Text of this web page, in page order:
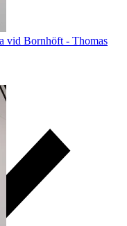
vid Bornhöft - Thomas